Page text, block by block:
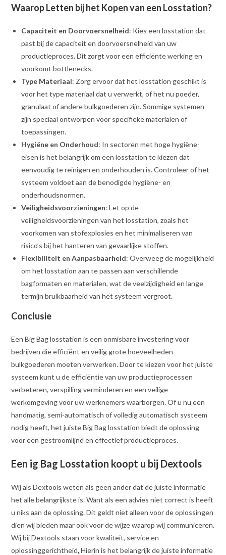
Waarop Letten bij het Kopen van een Losstation?
Capaciteit en Doorvoersnelheid: Kies een losstation dat
past bij de capaciteit en doorvoersnelheid van uw
productieproces. Dit zorgt voor een efficiënte werking en
voorkomt bottlenecks.
Type Materiaal: Zorg ervoor dat het losstation geschikt is
voor het type materiaal dat u verwerkt, of het nu poeder,
granulaat of andere bulkgoederen zijn. Sommige systemen
zijn speciaal ontworpen voor specifieke materialen of
toepassingen.
Hygiëne en Onderhoud: In sectoren met hoge hygiëne-
eisen is het belangrijk om een losstation te kiezen dat
eenvoudig te reinigen en onderhouden is. Controleer of het
systeem voldoet aan de benodigde hygiëne- en
onderhoudsnormen.
Veiligheidsvoorzieningen: Let op de
veiligheidsvoorzieningen van het losstation, zoals het
voorkomen van stofexplosies en het minimaliseren van
risico’s bij het hanteren van gevaarlijke stoffen.
Flexibiliteit en Aanpasbaarheid: Overweeg de mogelijkheid
om het losstation aan te passen aan verschillende
bagformaten en materialen, wat de veelzijdigheid en lange
termijn bruikbaarheid van het systeem vergroot.
Conclusie
Een Big Bag losstation is een onmisbare investering voor
bedrijven die efficiënt en veilig grote hoeveelheden
bulkgoederen moeten verwerken. Door te kiezen voor het juiste
systeem kunt u de efficiëntie van uw productieprocessen
verbeteren, verspilling verminderen en een veilige
werkomgeving voor uw werknemers waarborgen. Of u nu een
handmatig, semi-automatisch of volledig automatisch systeem
nodig heeft, het juiste Big Bag losstation biedt de oplossing
voor een gestroomlijnd en effectief productieproces.
Een ig Bag Losstation koopt u bij Dextools
Wij als Dextools weten als geen ander dat de juiste informatie
het alle belangrijkste is. Want als een advies niet correct is heeft
u niks aan de oplossing. Dit geldt niet alleen voor de oplossingen
dien wij bieden maar ook voor de wijze waarop wij communiceren.
Wij bij Dextools staan voor kwaliteit, service en
oplossinggerichtheid.Hierin is het belangrijk de juiste informatie